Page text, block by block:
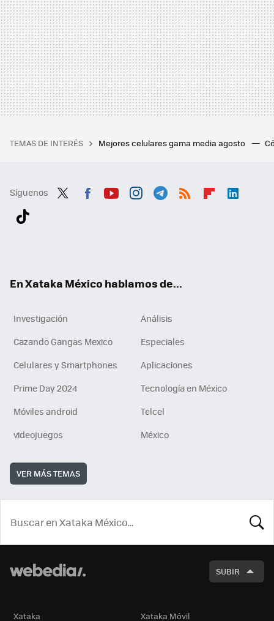
TEMAS DE INTERÉS Mejores celulares gama media agosto
Síguenos
En Xataka México hablamos de...
Investigación
Análisis
Cazando Gangas Mexico
Especiales
Celulares y Smartphones
Aplicaciones
Prime Day 2024
Tecnología en México
Móviles android
Telcel
videojuegos
México
VER MÁS TEMAS
SUBIR
Xataka Xataka Móvil